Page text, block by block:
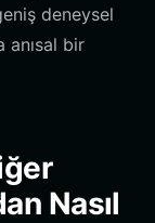
deneysel
bir
Nasıl